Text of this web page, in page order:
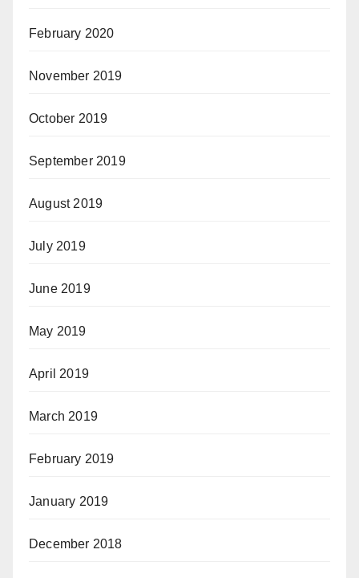
February 2020
November 2019
October 2019
September 2019
August 2019
July 2019
June 2019
May 2019
April 2019
March 2019
February 2019
January 2019
December 2018